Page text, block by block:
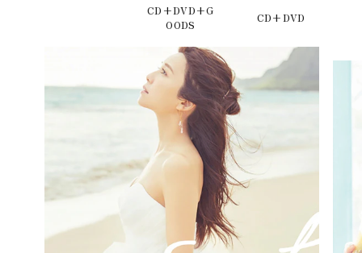
前向きになれるメッセージをトロピカルなアッパーチューン
宇野実彩子 (AAA) / 「mint」Music Video
CD+DVD+G
OODS
CD+DVD